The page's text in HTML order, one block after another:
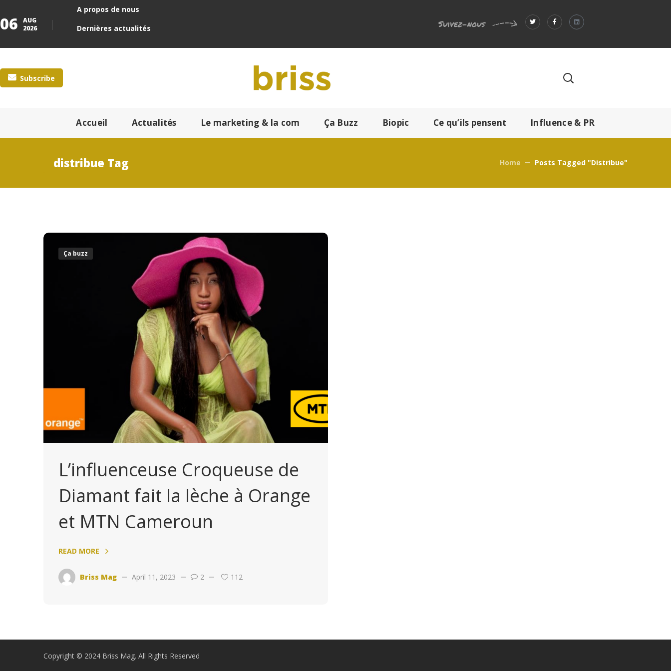
06
AUG
2026
A propos de nous
Dernières actualités
Suivez-nous
Subscribe
Accueil Actualités Le marketing & la com Ça Buzz Biopic Ce qu’ils pensent Influence & PR
distribue Tag Home Posts Tagged "distribue"
Ça buzz
L’influenceuse Croqueuse de
Diamant fait la lèche à Orange
et MTN Cameroun
READ MORE
Briss Mag April 11, 2023 2 112
Copyright © 2024 Briss Mag. All Rights Reserved